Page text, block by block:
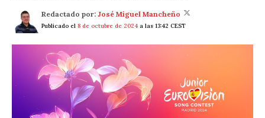
Redactado por: José Miguel Mancheño
Publicado el 8 de octubre de 2024 a las 13:42 CEST